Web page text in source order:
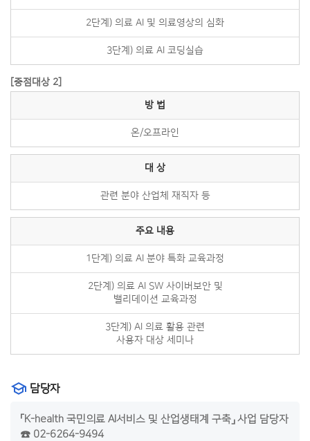
2단계) 의료 AI 및 의료영상의 심화
3단계) 의료 AI 코딩실습
[중점대상 2]
방 법
온/오프라인
대 상
관련 분야 산업체 재직자 등
주요 내용
1단계) 의료 AI 분야 특화 교육과정
2단계) 의료 AI SW 사이버보안 및
밸리데이션 교육과정
3단계) AI 의료 활용 관련
사용자 대상 세미나
담당자
「K-health 국민의료 AI서비스 및 산업생태계 구축」 사업 담당자
☎ 02-6264-9494